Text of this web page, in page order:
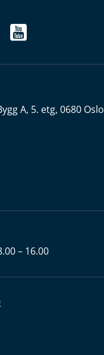
A, 5. etg, 0680 Oslo
– 16.00